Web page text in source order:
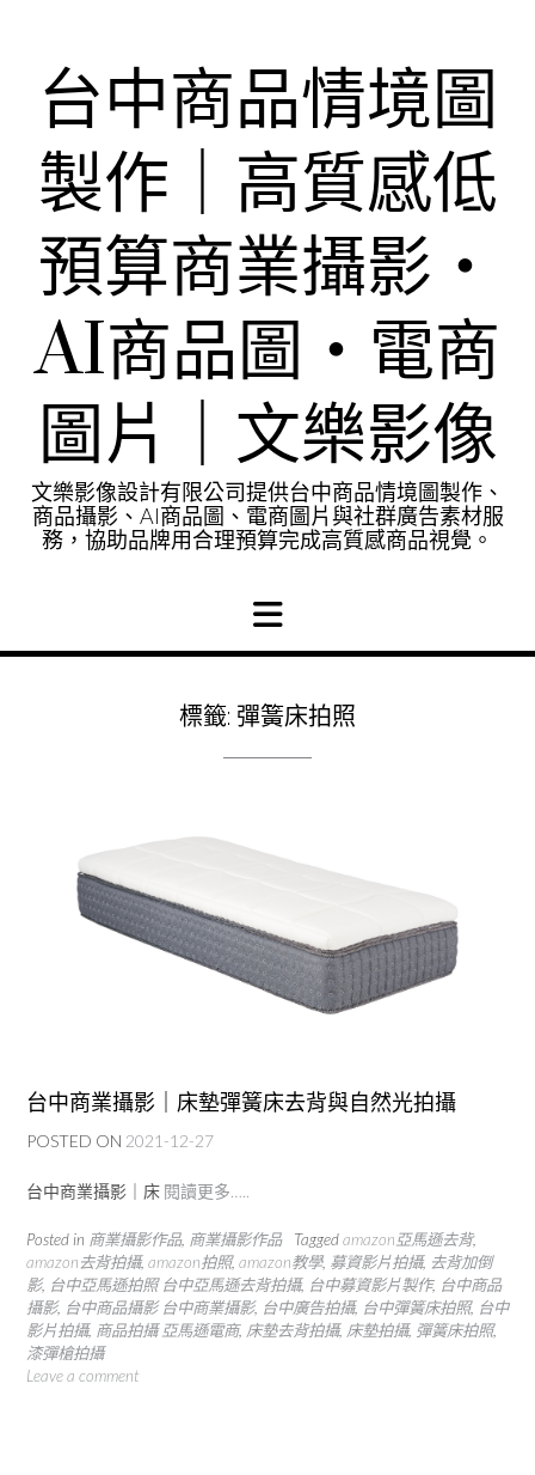
台中商品情境圖
製作｜高質感低
預算商業攝影・
AI商品圖・電商
圖片｜文樂影像
文樂影像設計有限公司提供台中商品情境圖製作、
商品攝影、AI商品圖、電商圖片與社群廣告素材服
務，協助品牌用合理預算完成高質感商品視覺。
標籤: 彈簧床拍照
台中商業攝影｜床墊彈簧床去背與自然光拍攝
POSTED ON 2021-12-27
台中商業攝影｜床 閱讀更多…..
Posted in 商業攝影作品, 商業攝影作品 Taggedamazon亞馬遜去背,
amazon去背拍攝, amazon拍照, amazon教學, 募資影片拍攝, 去背加倒
影, 台中亞馬遜拍照 台中亞馬遜去背拍攝, 台中募資影片製作, 台中商品
攝影, 台中商品攝影 台中商業攝影, 台中廣告拍攝, 台中彈簧床拍照, 台中
影片拍攝, 商品拍攝 亞馬遜電商, 床墊去背拍攝, 床墊拍攝, 彈簧床拍照,
漆彈槍拍攝
Leave a comment